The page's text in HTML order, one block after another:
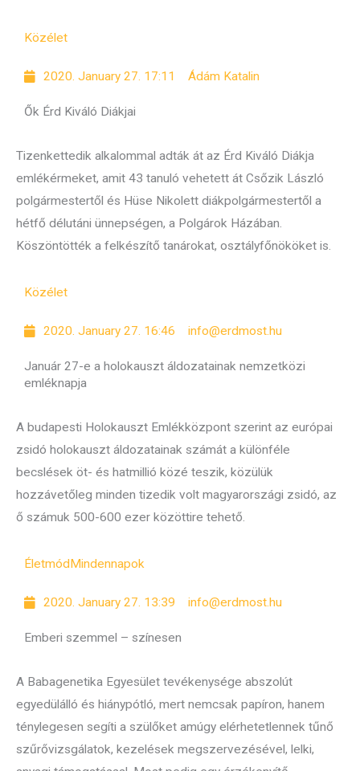
Közélet
2020. January 27. 17:11 Ádám Katalin
Ők Érd Kiváló Diákjai
Tizenkettedik alkalommal adták át az Érd Kiváló Diákja
emlékérmeket, amit 43 tanuló vehetett át Csőzik László
polgármestertől és Hüse Nikolett diákpolgármestertől a
hétfő délutáni ünnepségen, a Polgárok Házában.
Köszöntötték a felkészítő tanárokat, osztályfőnököket is.
Közélet
2020. January 27. 16:46 info@erdmost.hu
Január 27-e a holokauszt áldozatainak nemzetközi
emléknapja
A budapesti Holokauszt Emlékközpont szerint az európai
zsidó holokauszt áldozatainak számát a különféle
becslések öt- és hatmillió közé teszik, közülük
hozzávetőleg minden tizedik volt magyarországi zsidó, az
ő számuk 500-600 ezer közöttire tehető.
ÉletmódMindennapok
2020. January 27. 13:39 info@erdmost.hu
Emberi szemmel – színesen
A Babagenetika Egyesület tevékenysége abszolút
egyedülálló és hiánypótló, mert nemcsak papíron, hanem
ténylegesen segíti a szülőket amúgy elérhetetlennek tűnő
szűrővizsgálatok, kezelések megszervezésével, lelki,